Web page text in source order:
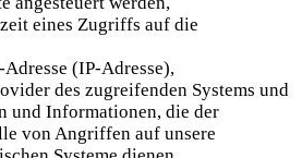
eines Zugriffs auf die
(IP-Adresse),
des zugreifenden Systems und
und Informationen, die der
von Angriffen auf unsere